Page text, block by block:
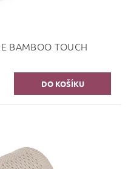
BAMBOO TOUCH